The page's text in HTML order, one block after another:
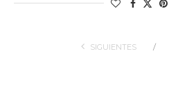
SIGUIENTES